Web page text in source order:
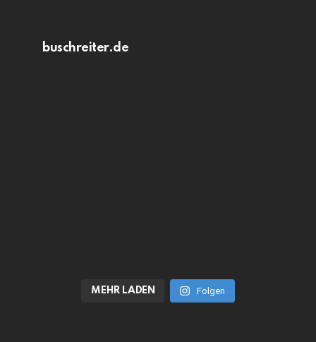
buschreiter.de
MEHR LADEN Folgen